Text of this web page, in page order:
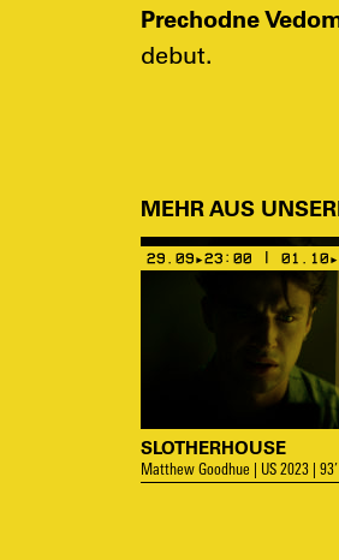
Prechodne
debut.
MEHR AUS
SLOTHERHOUSE
Matthew Goodhue | US 2023 | 93’
29.09▸23:00 |